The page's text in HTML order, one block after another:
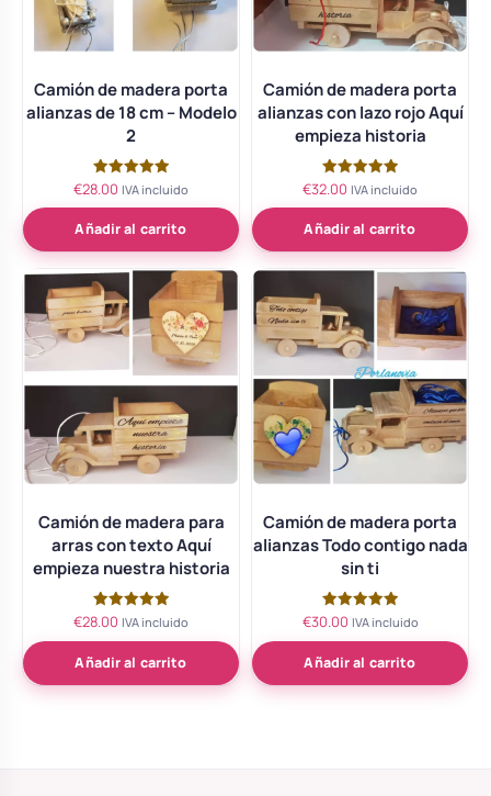
Camión de madera porta
alianzas de 18 cm – Modelo
2
Valorado
de 5
€28.00 IVA incluido
Añadir al carrito
Camión de madera porta
alianzas con lazo rojo Aquí
empieza historia
Valorado
de 5
€32.00 IVA incluido
Añadir al carrito
Camión de madera para
arras con texto Aquí
empieza nuestra historia
Valorado
5.00
de 5
€28.00 IVA incluido
Añadir al carrito
Camión de madera porta
alianzas Todo contigo nada
sin ti
Valorado
5.00
de 5
€30.00 IVA incluido
Añadir al carrito